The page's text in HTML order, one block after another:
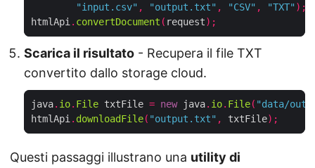
"input.csv" , "output.txt" , "CSV" , "TXT" );
htmlApi . convertDocument ( request);
Scarica il risultato - Recupera il file TXT
convertito dallo storage cloud.
java. io. File txtFile = new java. io. File( "data/
htmlApi . downloadFile( "output.txt" , txtFile);
Questi passaggi illustrano una utility di